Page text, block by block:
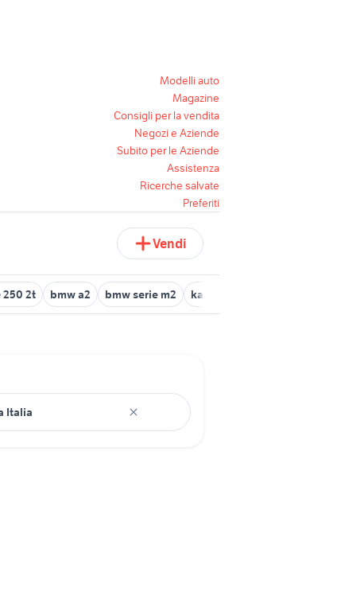
Modelli auto
Magazine
Consigli per la vendita
Negozi e Aziende
Subito per le Aziende
Assistenza
Ricerche salvate
Preferiti
Vendi
250 2t bmw a2 bmw serie m2 kawasaki 400 mach 2 moto